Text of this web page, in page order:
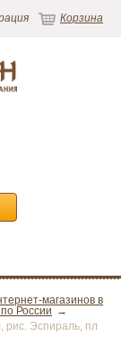
Корзина
магазинов в
России
рис. Эспираль, пл